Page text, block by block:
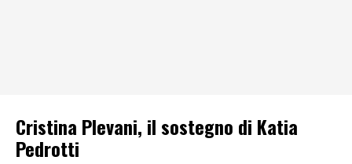
Cristina Plevani, il sostegno di Katia
Pedrotti